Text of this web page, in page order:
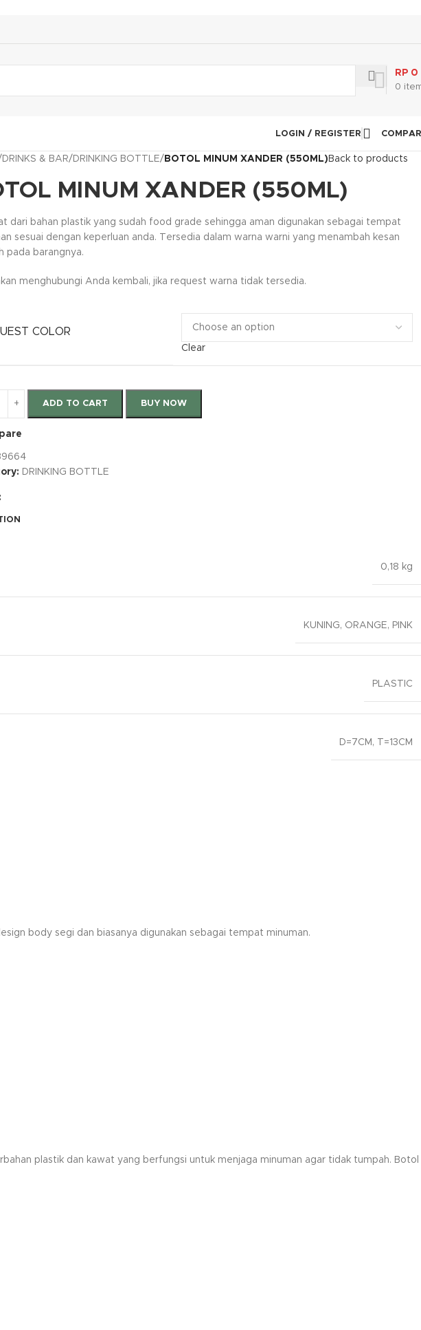
0
RP 0
LOGIN / REGISTER
DRINKS & BAR/ DRINKING BOTTLE/ BOTOL MINUM XANDER (550ML) Back to products
MINUM XANDER (550ML)
dari bahan plastik yang sudah food grade sehingga aman digunakan sebagai tempat
sesuai dengan keperluan anda. Tersedia dalam warna warni yang menambah kesan
pada barangnya.
menghubungi Anda kembali, jika request warna tidak tersedia.
COLOR
Clear
ADD TO CART BUY NOW
DRINKING BOTTLE
0,18 kg
KUNING, ORANGE, PINK
PLASTIC
D=7CM, T=13CM
body segi dan biasanya digunakan sebagai tempat minuman.
plastik dan kawat yang berfungsi untuk menjaga minuman agar tidak tumpah. Botol